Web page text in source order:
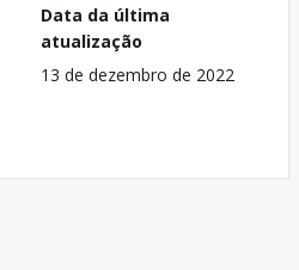
Data da última
atualização
13 de dezembro de 2022